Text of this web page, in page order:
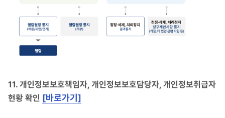
11. 개인정보보호책임자, 개인정보보호담당자, 개인정보취급자
현황 확인 [바로가기]